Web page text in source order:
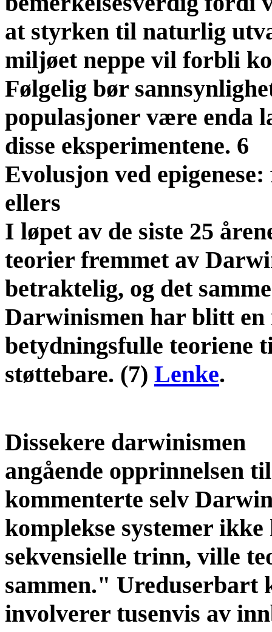
at styrken til naturlig
miljøet neppe vil forbli
Følgelig bør
populasjoner være enda
disse eksperimentene. 6
Evolusjon ved
ellers
I løpet av de siste 25
teorier fremmet av
betraktelig, og det
Darwinismen har blitt en
betydningsfulle teoriene
støttebare. (7) Lenke.
Dissekere darwinismen
angående opprinnelsen
kommenterte selv
komplekse systemer
sekvensielle trinn, ville
sammen." Ureduserbart
involverer tusenvis av